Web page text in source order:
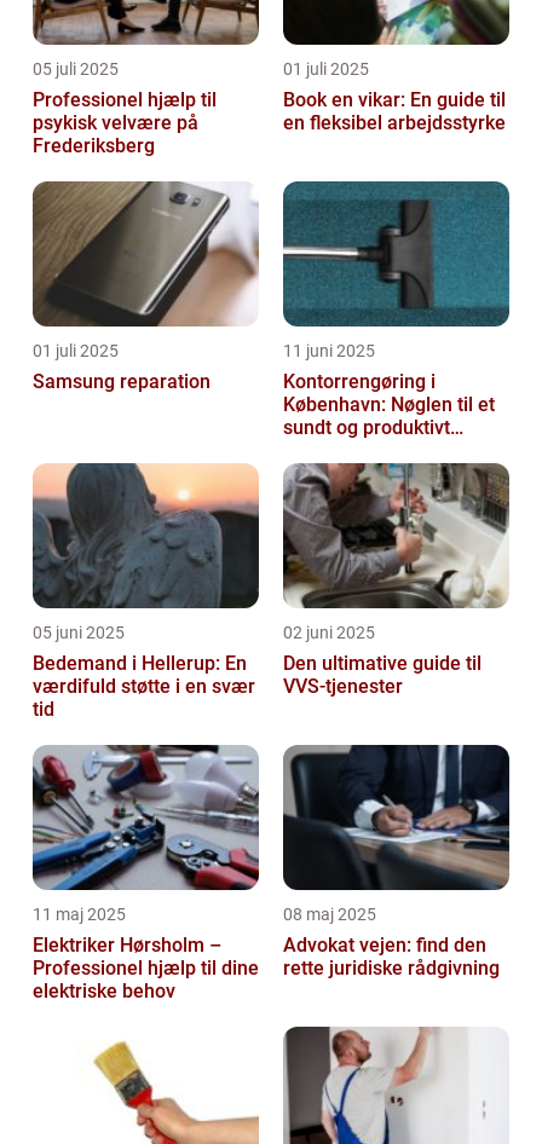
05 juli 2025
Professionel hjælp til
psykisk velvære på
Frederiksberg
01 juli 2025
Book en vikar: En guide til
en fleksibel arbejdsstyrke
01 juli 2025
Samsung reparation
11 juni 2025
Kontorrengøring i
København: Nøglen til et
sundt og produktivt
05 juni 2025
Bedemand i Hellerup: En
værdifuld støtte i en svær
tid
02 juni 2025
Den ultimative guide til
VVS-tjenester
11 maj 2025
Elektriker Hørsholm –
Professionel hjælp til dine
elektriske behov
08 maj 2025
Advokat vejen: find den
rette juridiske rådgivning